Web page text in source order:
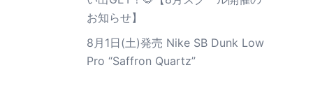
お知らせ】
8月1日(土)発売 Nike SB Dunk Low
Pro “Saffron Quartz”